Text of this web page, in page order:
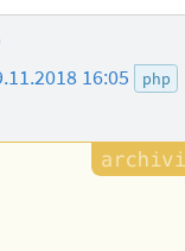
16:05 php